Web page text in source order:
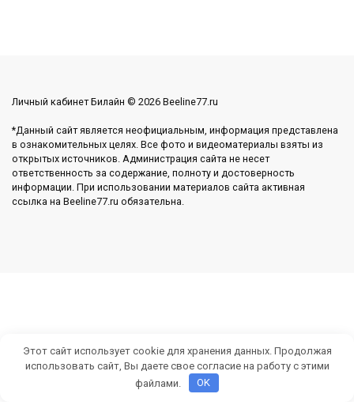
Личный кабинет Билайн © 2026 Beeline77.ru
*Данный сайт является неофициальным, информация представлена
в ознакомительных целях. Все фото и видеоматериалы взяты из
открытых источников. Администрация сайта не несет
ответственность за содержание, полноту и достоверность
информации. При использовании материалов сайта активная
ссылка на Beeline77.ru обязательна.
Этот сайт использует cookie для хранения данных. Продолжая
использовать сайт, Вы даете свое согласие на работу с этими
файлами.
OK